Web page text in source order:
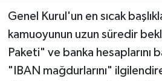
Genel Kurul'un en sıcak
kamuoyunun uzun süredir
Paketi" ve banka hesaplarını
"IBAN mağdurlarını"